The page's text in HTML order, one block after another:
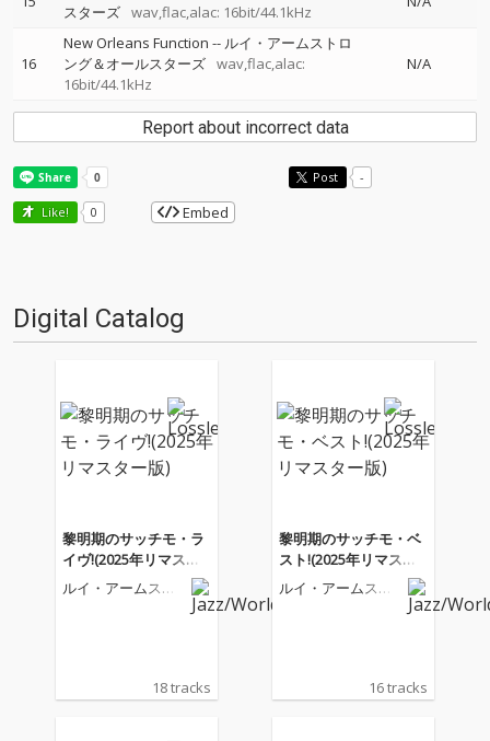
スターズ wav,flac,alac: 16bit/44.1kHz
16
New Orleans Function -- ルイ・アームストロ
ング＆オールスターズ wav,flac,alac:
16bit/44.1kHz
N/A
Report about incorrect data
Post -
Like! 0 Embed
Digital Catalog
黎明期のサッチモ・ラ
イヴ!(2025年リマスタ
ー版)
ルイ・アームスト
18 tracks
黎明期のサッチモ・ベ
スト!(2025年リマスタ
ー版)
ルイ・アームスト
16 tracks